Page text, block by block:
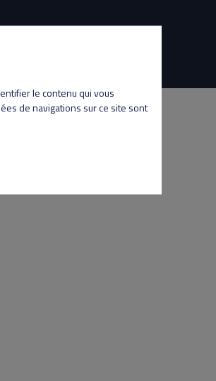
le contenu qui vous
de navigations sur ce site sont